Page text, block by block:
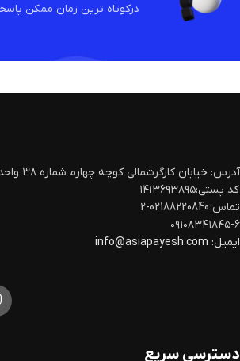
درکوتاه ترین زمان ممکن
آدرس: خیابان کارگرشمالی کوچه چهارم‍ شماره ۳۸ واحد ۵ شمالی
کد پستی:۱۴۱۳۶۹۳۸۹۵
تماس: 02188220840-2
۰۹۱۰۸۳۴۱۸۴۵-۶
ایمیل:
دسترسی سریع